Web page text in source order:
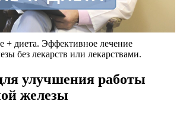
+ диета. Эффективное лечение
без лекарств или лекарствами.
улучшения работы
железы